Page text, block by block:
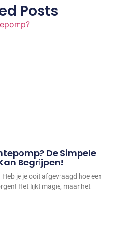
Posts
De Simpele
Begrijpen!
je je ooit afgevraagd hoe een
Het lijkt magie, maar het